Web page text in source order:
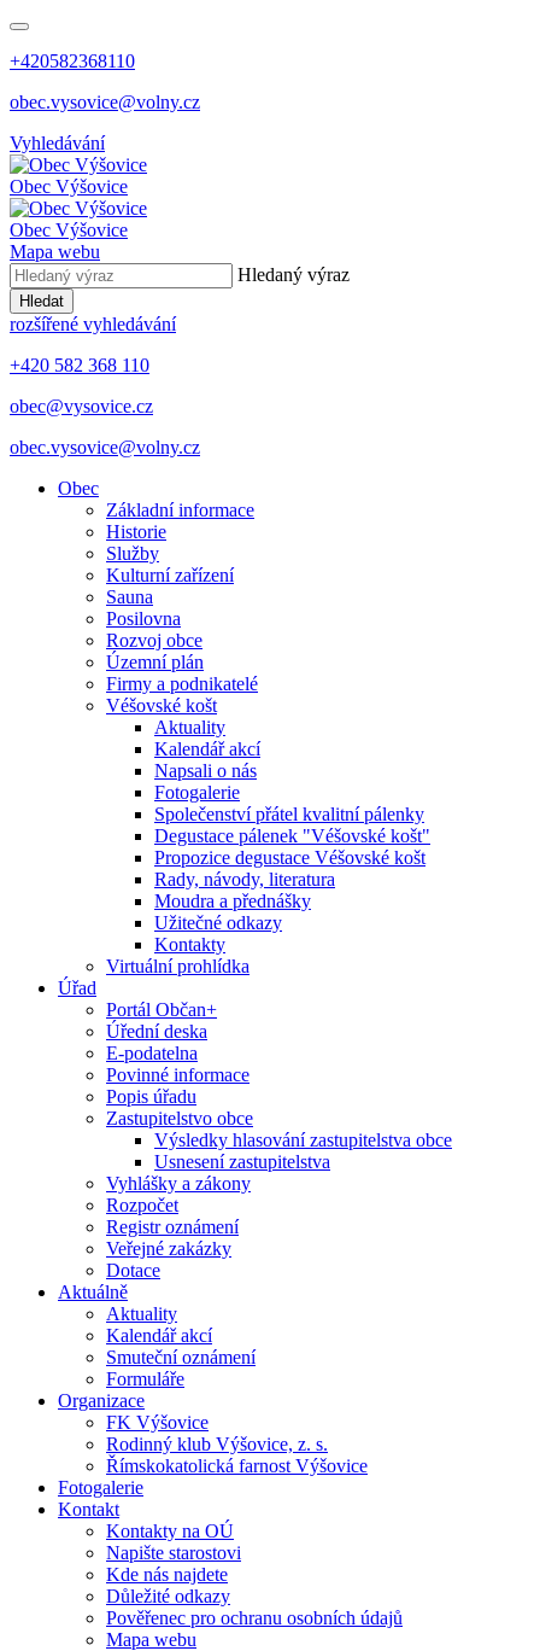
+420582368110
obec.vysovice@volny.cz
Vyhledávání
Obec Výšovice
Obec Výšovice
Mapa webu
Hledaný výraz
Hledat
rozšířené vyhledávání
+420 582 368 110
obec@vysovice.cz
obec.vysovice@volny.cz
Obec
Základní informace
Historie
Služby
Kulturní zařízení
Sauna
Posilovna
Rozvoj obce
Územní plán
Firmy a podnikatelé
Véšovské košt
Aktuality
Kalendář akcí
Napsali o nás
Fotogalerie
Společenství přátel kvalitní pálenky
Degustace pálenek "Véšovské košt"
Propozice degustace Véšovské košt
Rady, návody, literatura
Moudra a přednášky
Užitečné odkazy
Kontakty
Virtuální prohlídka
Úřad
Portál Občan+
Úřední deska
E-podatelna
Povinné informace
Popis úřadu
Zastupitelstvo obce
Výsledky hlasování zastupitelstva obce
Usnesení zastupitelstva
Vyhlášky a zákony
Rozpočet
Registr oznámení
Veřejné zakázky
Dotace
Aktuálně
Aktuality
Kalendář akcí
Smuteční oznámení
Formuláře
Organizace
FK Výšovice
Rodinný klub Výšovice, z. s.
Římskokatolická farnost Výšovice
Fotogalerie
Kontakt
Kontakty na OÚ
Napište starostovi
Kde nás najdete
Důležité odkazy
Pověřenec pro ochranu osobních údajů
Mapa webu